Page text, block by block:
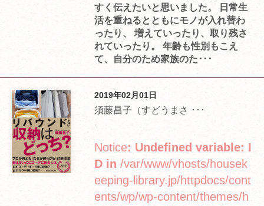
すく伝えたいと思いました。 日常生
活を重ねるとともにモノが入れ替わ
ったり、 増えていったり、取り残さ
れていったり。 年齢も性別もこえ
て、自分のため家族のた･･･
2019年02月01日
須藤昌子（すどうまさ ･･･
Notice: Undefined variable: I
D in /var/www/vhosts/housek
eeping-library.jp/httpdocs/cont
ents/wp/wp-content/themes/h